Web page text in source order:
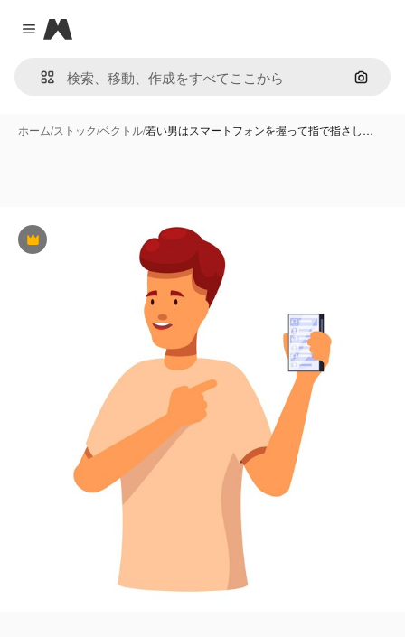
Close menu
Magnific
画像で
ホーム/ストック/ベクトル/若い男はスマートフォンを握って指で指さし…
Premium